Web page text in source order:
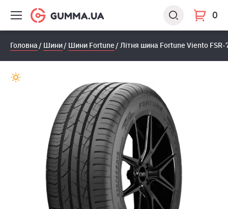
0
Головна Шини Шини Fortune Літня шина Fortune Viento